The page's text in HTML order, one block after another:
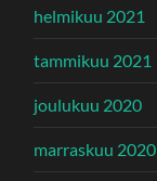
helmikuu 2021
tammikuu 2021
joulukuu 2020
marraskuu 2020